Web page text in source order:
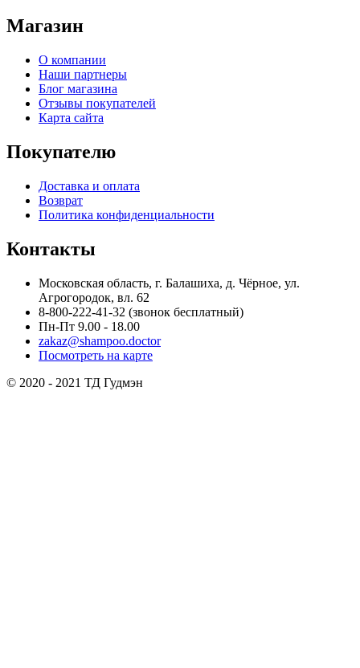
Магазин
О компании
Наши партнеры
Блог магазина
Отзывы покупателей
Карта сайта
Покупателю
Доставка и оплата
Возврат
Политика конфиденциальности
Контакты
Московская область, г. Балашиха, д. Чёрное, ул.
Агрогородок, вл. 62
8-800-222-41-32 (звонок бесплатный)
Пн-Пт 9.00 - 18.00
zakaz@shampoo.doctor
Посмотреть на карте
© 2020 - 2021 ТД Гудмэн